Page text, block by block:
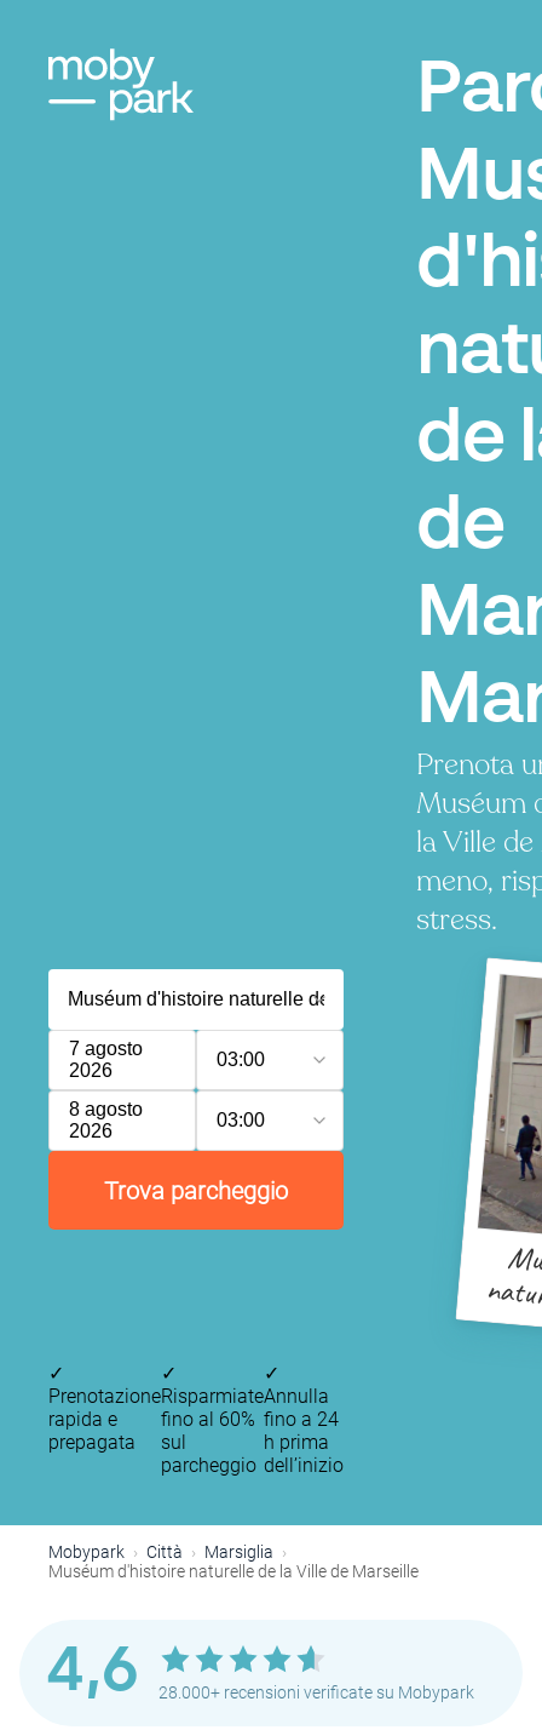
de
de
Prenota
Muséum
la Ville
meno,
stress.
7 agosto
2026
03:00
8 agosto
2026
03:00
Trova parcheggio
✓
Prenotazione
rapida e
prepagata
✓
Risparmiate
fino al 60%
sul
parcheggio
✓
Annulla
fino a 24
h prima
dell’inizio
Mobypark Città
Marsiglia
Muséum d'histoire naturelle de la Ville de Marseille
4,6 28.000+ recensioni verificate su Mobypark